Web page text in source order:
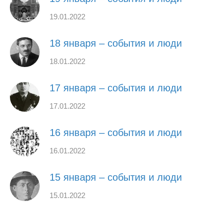
19.01.2022
18 января – события и люди
18.01.2022
17 января – события и люди
17.01.2022
16 января – события и люди
16.01.2022
15 января – события и люди
15.01.2022